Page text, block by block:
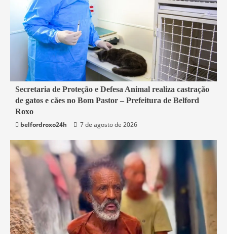
2 min read
Belford Roxo
Secretaria de Proteção e Defesa Animal realiza castração
de gatos e cães no Bom Pastor – Prefeitura de Belford
Roxo
belfordroxo24h
7 de agosto de 2026